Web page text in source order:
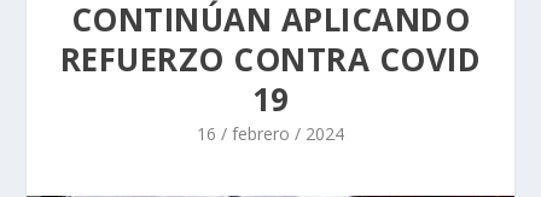
CONTINÚAN APLICANDO
REFUERZO CONTRA COVID
19
16 / febrero / 2024